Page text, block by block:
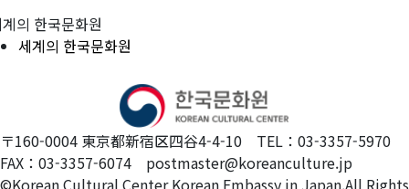
의 한국문화원
세계의 한국문화원
〒160-0004 東京都新宿区四谷4-4-10 TEL：03-3357-5970
FAX：03-3357-6074 postmaster@koreanculture.jp
©Korean Cultural Center Korean Embassy in Japan.All Rights